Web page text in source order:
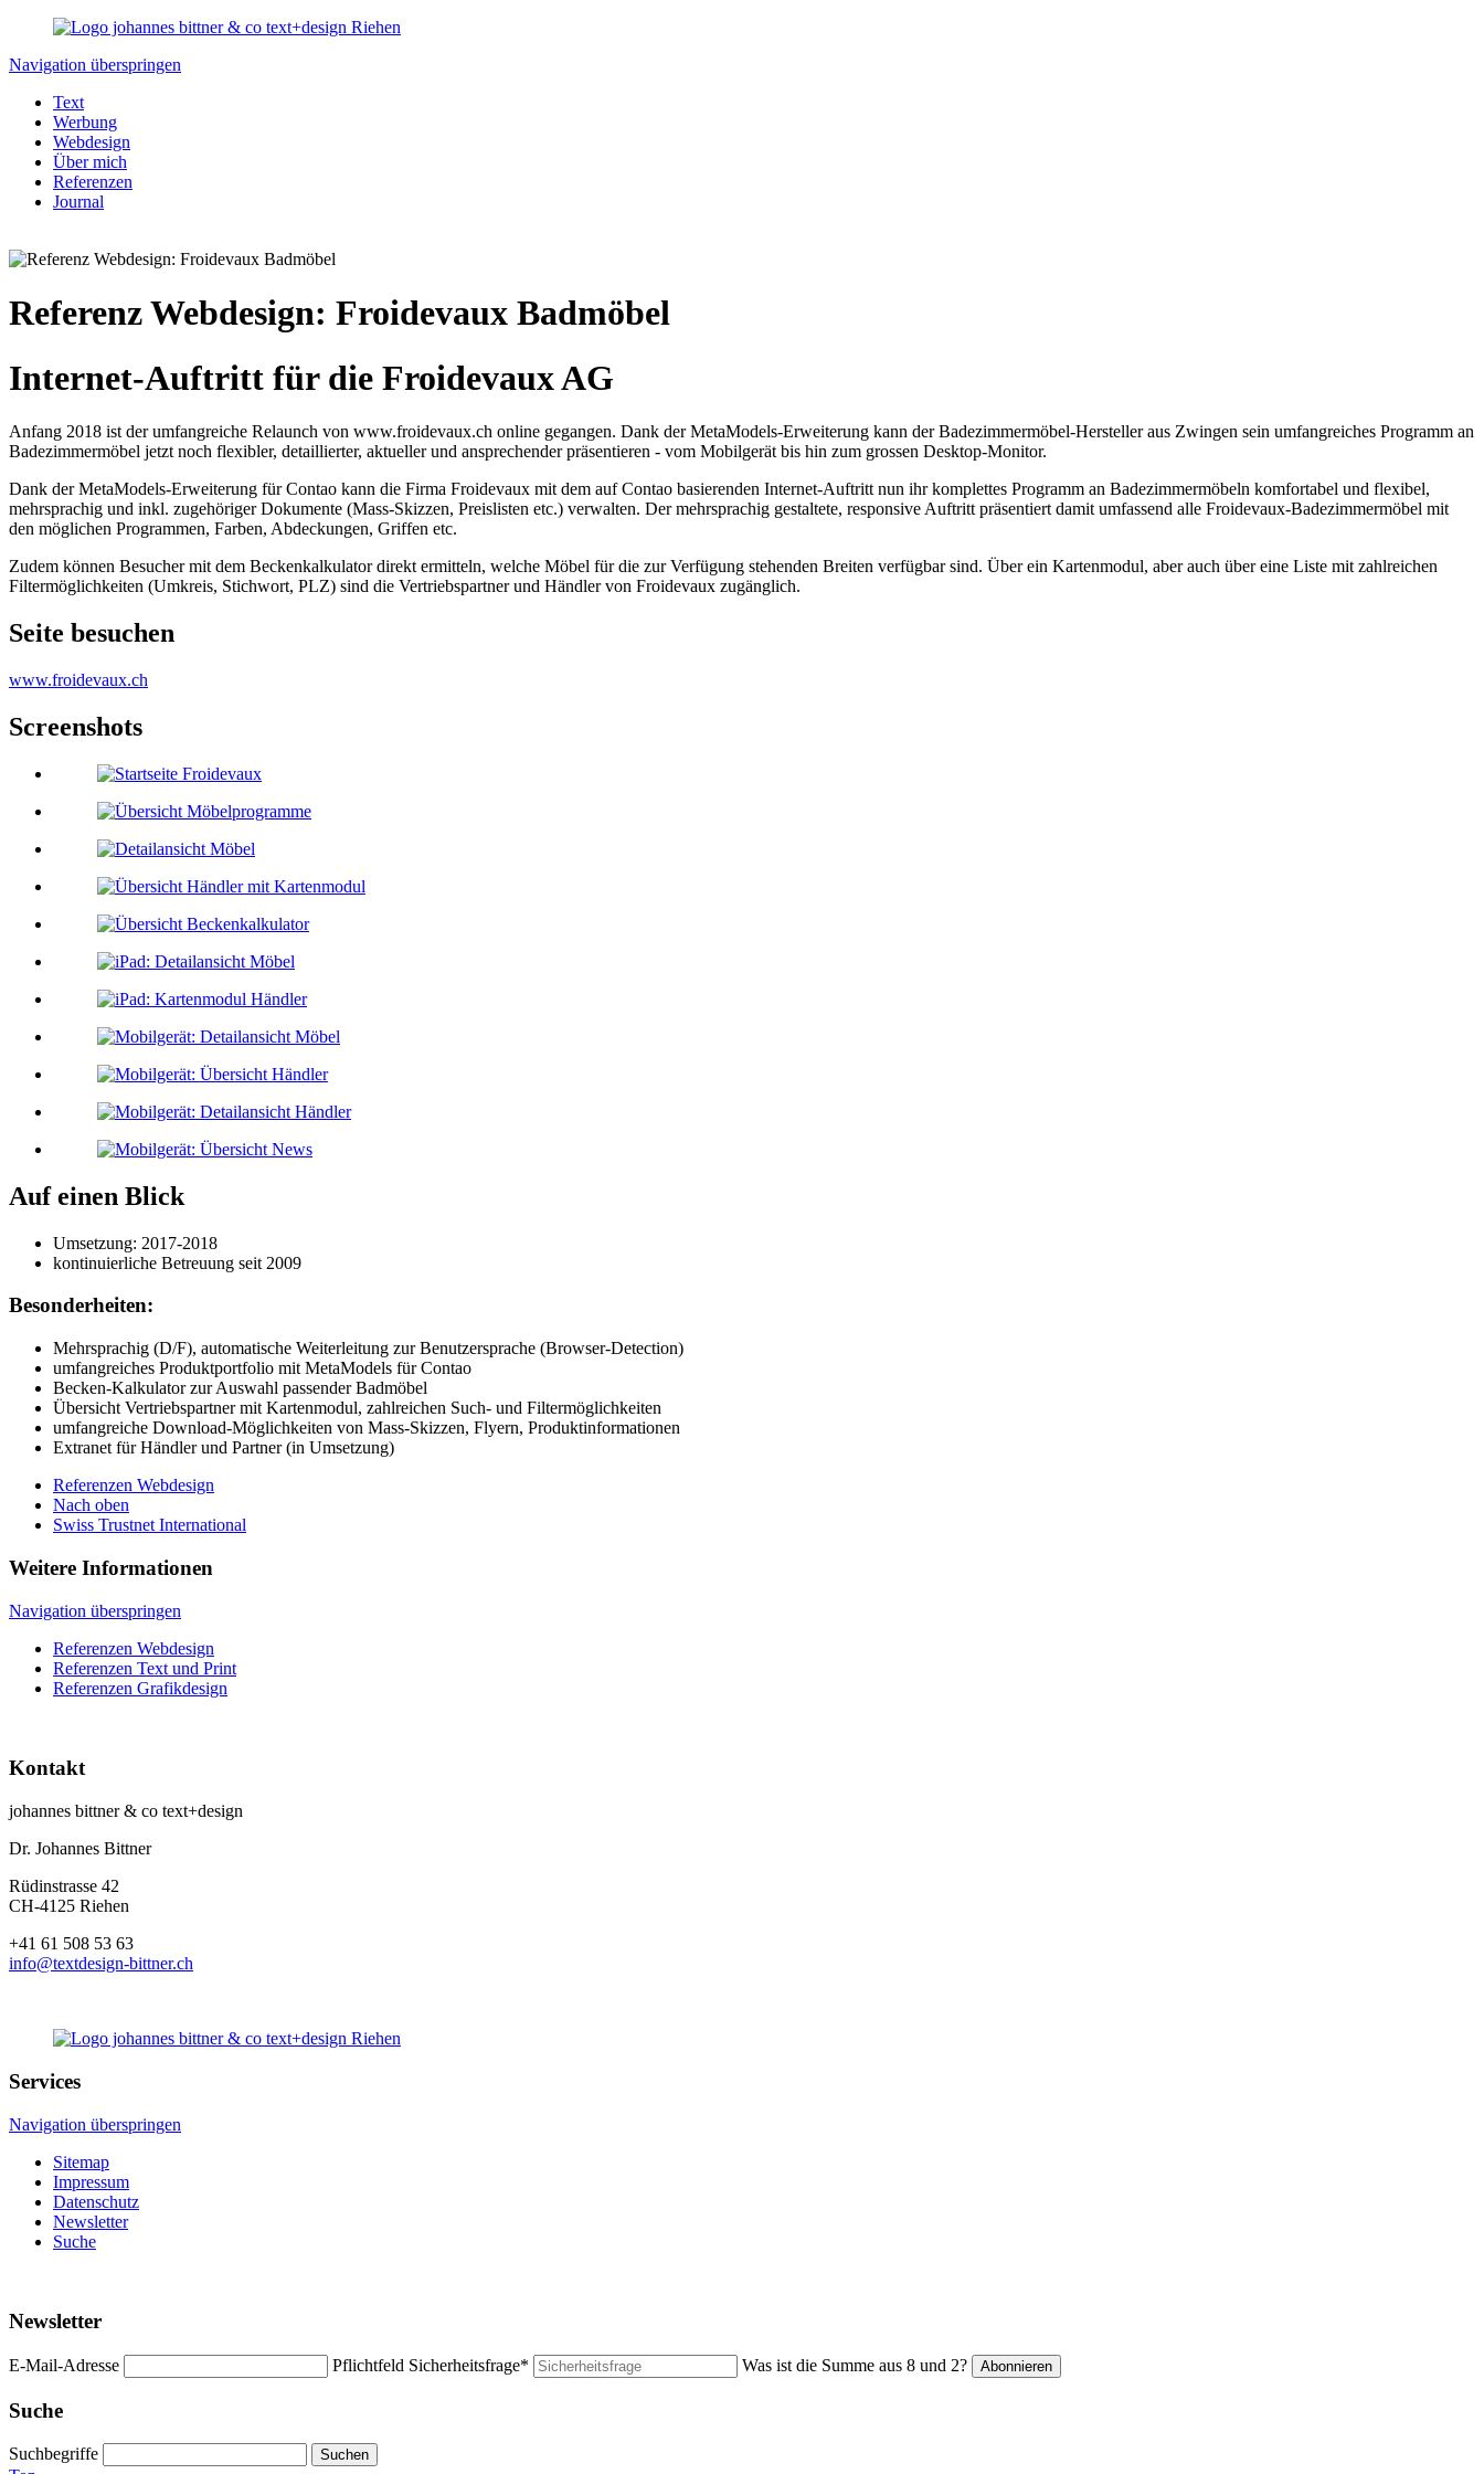
Navigation überspringen
Text
Werbung
Webdesign
Über mich
Referenzen
Journal
Referenz Webdesign: Froidevaux Badmöbel
Internet-Auftritt für die Froidevaux AG
Anfang 2018 ist der umfangreiche Relaunch von www.froidevaux.ch online gegangen. Dank der MetaModels-Erweiterung kann der Badezimmermöbel-Hersteller aus Zwingen sein umfangreiches Programm an
Badezimmermöbel jetzt noch flexibler, detaillierter, aktueller und ansprechender präsentieren - vom Mobilgerät bis hin zum grossen Desktop-Monitor.
Dank der MetaModels-Erweiterung für Contao kann die Firma Froidevaux mit dem auf Contao basierenden Internet-Auftritt nun ihr komplettes Programm an Badezimmermöbeln komfortabel und flexibel,
mehrsprachig und inkl. zugehöriger Dokumente (Mass-Skizzen, Preislisten etc.) verwalten. Der mehrsprachig gestaltete, responsive Auftritt präsentiert damit umfassend alle Froidevaux-Badezimmermöbel mit
den möglichen Programmen, Farben, Abdeckungen, Griffen etc.
Zudem können Besucher mit dem Beckenkalkulator direkt ermitteln, welche Möbel für die zur Verfügung stehenden Breiten verfügbar sind. Über ein Kartenmodul, aber auch über eine Liste mit zahlreichen
Filtermöglichkeiten (Umkreis, Stichwort, PLZ) sind die Vertriebspartner und Händler von Froidevaux zugänglich.
Seite besuchen
www.froidevaux.ch
Screenshots
Auf einen Blick
Umsetzung: 2017-2018
kontinuierliche Betreuung seit 2009
Besonderheiten:
Mehrsprachig (D/F), automatische Weiterleitung zur Benutzersprache (Browser-Detection)
umfangreiches Produktportfolio mit MetaModels für Contao
Becken-Kalkulator zur Auswahl passender Badmöbel
Übersicht Vertriebspartner mit Kartenmodul, zahlreichen Such- und Filtermöglichkeiten
umfangreiche Download-Möglichkeiten von Mass-Skizzen, Flyern, Produktinformationen
Extranet für Händler und Partner (in Umsetzung)
Referenzen Webdesign
Nach oben
Swiss Trustnet International
Weitere Informationen
Navigation überspringen
Referenzen Webdesign
Referenzen Text und Print
Referenzen Grafikdesign
Kontakt
johannes bittner & co text+design
Dr. Johannes Bittner
Rüdinstrasse 42
CH-4125 Riehen
+41 61 508 53 63
info@textdesign-bittner.ch
Services
Navigation überspringen
Sitemap
Impressum
Datenschutz
Newsletter
Suche
Newsletter
E-Mail-Adresse Pflichtfeld Sicherheitsfrage* Was ist die Summe aus 8 und 2?
Suche
Suchbegriffe